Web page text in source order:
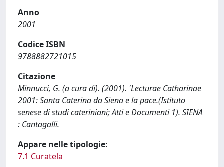
Anno
2001
Codice ISBN
9788882721015
Citazione
Minnucci, G. (a cura di). (2001). 'Lecturae Catharinae
2001: Santa Caterina da Siena e la pace.(Istituto
senese di studi cateriniani; Atti e Documenti 1). SIENA
: Cantagalli.
Appare nelle tipologie:
7.1 Curatela